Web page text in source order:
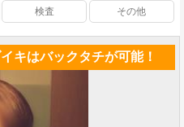
検査 その他
キはバックタチが可能！